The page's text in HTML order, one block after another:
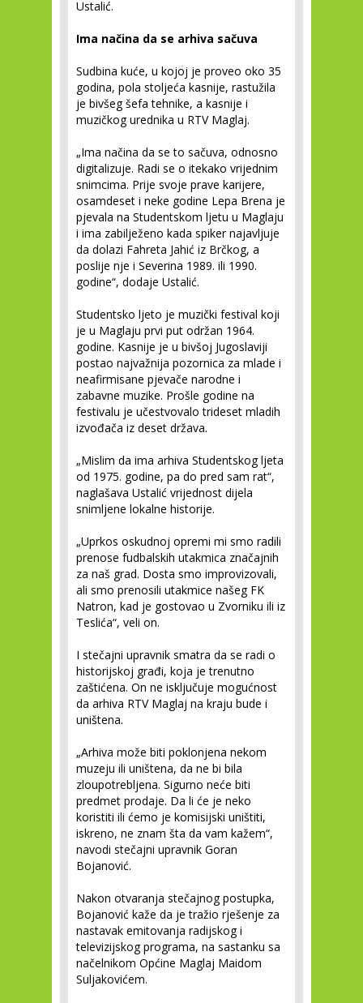
Ustalić.
Ima načina da se arhiva sačuva
Sudbina kuće, u kojoj je proveo oko 35
godina, pola stoljeća kasnije, rastužila
je bivšeg šefa tehnike, a kasnije i
muzičkog urednika u RTV Maglaj.
„Ima načina da se to sačuva, odnosno
digitalizuje. Radi se o itekako vrijednim
snimcima. Prije svoje prave karijere,
osamdeset i neke godine Lepa Brena je
pjevala na Studentskom ljetu u Maglaju
i ima zabilježeno kada spiker najavljuje
da dolazi Fahreta Jahić iz Brčkog, a
poslije nje i Severina 1989. ili 1990.
godine“, dodaje Ustalić.
Studentsko ljeto je muzički festival koji
je u Maglaju prvi put održan 1964.
godine. Kasnije je u bivšoj Jugoslaviji
postao najvažnija pozornica za mlade i
neafirmisane pjevače narodne i
zabavne muzike. Prošle godine na
festivalu je učestvovalo trideset mladih
izvođača iz deset država.
„Mislim da ima arhiva Studentskog ljeta
od 1975. godine, pa do pred sam rat“,
naglašava Ustalić vrijednost dijela
snimljene lokalne historije.
„Uprkos oskudnoj opremi mi smo radili
prenose fudbalskih utakmica značajnih
za naš grad. Dosta smo improvizovali,
ali smo prenosili utakmice našeg FK
Natron, kad je gostovao u Zvorniku ili iz
Teslića“, veli on.
I stečajni upravnik smatra da se radi o
historijskoj građi, koja je trenutno
zaštićena. On ne isključuje mogućnost
da arhiva RTV Maglaj na kraju bude i
uništena.
„Arhiva može biti poklonjena nekom
muzeju ili uništena, da ne bi bila
zloupotrebljena. Sigurno neće biti
predmet prodaje. Da li će je neko
koristiti ili ćemo je komisijski uništiti,
iskreno, ne znam šta da vam kažem“,
navodi stečajni upravnik Goran
Bojanović.
Nakon otvaranja stečajnog postupka,
Bojanović kaže da je tražio rješenje za
nastavak emitovanja radijskog i
televizijskog programa, na sastanku sa
načelnikom Općine Maglaj Maidom
Suljakovićem.